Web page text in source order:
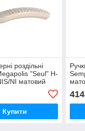
роздільні
"Seul" H-
NI матовий
Купити
414